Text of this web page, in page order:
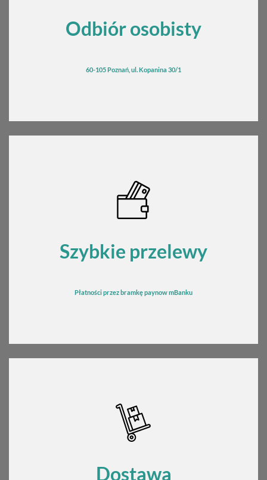
Odbiór osobisty
60-105 Poznań, ul. Kopanina 30/1
Szybkie przelewy
Płatności przez bramkępaynow mBanku
Dostawa